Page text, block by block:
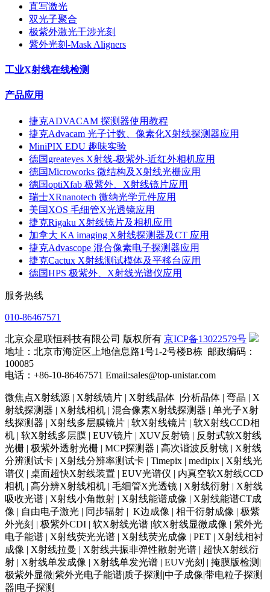
直写激光
双光子聚合
极紫外激光干涉光刻
紫外光刻-Mask Aligners
工业X射线在线检测
产品应用
捷克ADVACAM 探测器使用教程
捷克Advacam 光子计数、像素化X射线探测器应用
MiniPIX EDU 趣味实验
德国greateyes X射线-极紫外-近红外相机应用
德国Microworks 微结构及X射线光栅应用
德国optiXfab 极紫外、X射线镜片应用
瑞士XRnanotech 微纳光学元件应用
美国XOS 毛细管X光透镜应用
捷克Rigaku X射线镜片及相机应用
加拿大 KA imaging X射线探测器及CT 应用
捷克Advascope 混合像素电子探测器应用
捷克Cactux X射线测试模体及平移台应用
德国HPS 极紫外、X射线光谱仪应用
服务热线
010-86467571
北京众星联恒科技有限公司 版权所有 京ICP备13022579号
地址：北京市海淀区上地信息路1号1-2号楼B栋 邮政编码：
100085
电话：+86-10-86467571 Email:sales@top-unistar.com
微焦点X射线源 | X射线镜片 | X射线晶体 |分析晶体 | 弯晶 | X
射线探测器 | X射线相机 | 混合像素X射线探测器 | 单光子X射
线探测器 | X射线多层膜镜片 | 软X射线镜片 | 软X射线CCD相
机 | 软X射线多层膜 | EUV镜片 | XUV反射镜 | 反射式软X射线
光栅 | 极紫外透射光栅 | MCP探测器 | 高次谐波反射镜 | X射线
分辨测试卡 | X射线分辨率测试卡 | Timepix | medipix | X射线光
谱仪 | 桌面超快X射线装置 | EUV光谱仪 | 内真空软X射线CCD
相机 | 高分辨X射线相机 | 毛细管X光透镜 | X射线衍射 | X射线
吸收光谱 | X射线小角散射 | X射线能谱成像 | X射线能谱CT成
像 | 自由电子激光 | 同步辐射 | K边成像 | 相干衍射成像 | 极紫
外光刻 | 极紫外CDI | 软X射线光谱 |软X射线显微成像 | 紫外光
电子能谱 | X射线荧光光谱 | X射线荧光成像 | PET | X射线相衬
成像 | X射线拉曼 | X射线共振非弹性散射光谱 | 超快X射线衍
射 | X射线单发成像 | X射线单发光谱 | EUV光刻 | 掩膜版检测|
极紫外显微|紫外光电子能谱|质子探测|中子成像|带电粒子探测
器|电子探测